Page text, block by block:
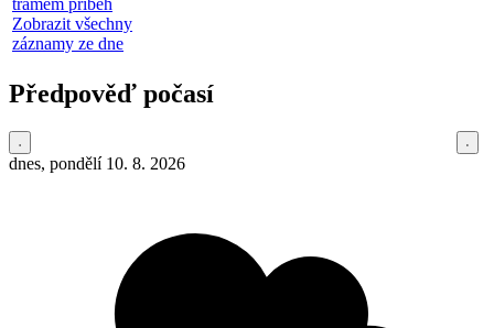
trámem příběh
Zobrazit všechny
záznamy ze dne
Předpověď počasí
dnes, pondělí 10. 8. 2026